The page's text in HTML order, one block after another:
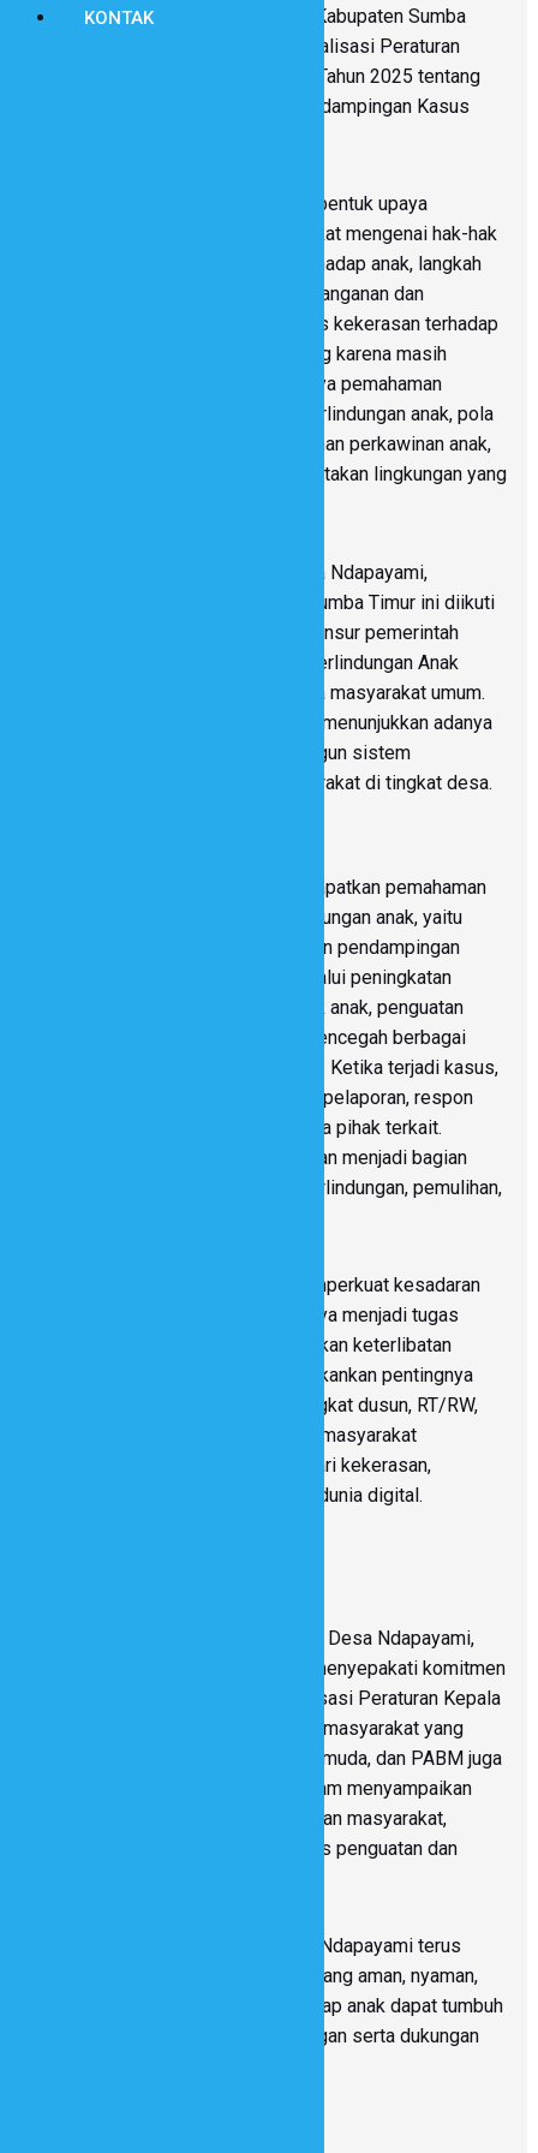
Ndapayami, Kecamatan Kanatang, Kabupaten Sumba
Timur melaksanakan kegiatan Sosialisasi Peraturan
Kepala Desa Ndapayami Nomor 3 Tahun 2025 tentang
Pencegahan, Penanganan, dan Pendampingan Kasus
Kegiatan ini dilaksanakan sebagai bentuk upaya
memperkuat pemahaman masyarakat mengenai hak-hak
anak, bentuk-bentuk kekerasan terhadap anak, langkah
pencegahan, serta mekanisme penanganan dan
pendampingan apabila terjadi kasus kekerasan terhadap
anak. Sosialisasi ini menjadi penting karena masih
terdapat tantangan berupa kurangnya pemahaman
sebagian masyarakat mengenai perlindungan anak, pola
pengasuhan yang positif, pencegahan perkawinan anak,
serta peran bersama dalam menciptakan lingkungan yang
Kegiatan yang berlangsung di Desa Ndapayami,
Kecamatan Kanatang, Kabupaten Sumba Timur ini diikuti
oleh 38 peserta yang berasal dari unsur pemerintah
desa, orang muda, dan pengurus Perlindungan Anak
Berbasis Masyarakat (PABM) serta masyarakat umum.
Kehadiran berbagai unsur tersebut menunjukkan adanya
komitmen bersama untuk membangun sistem
perlindungan anak berbasis masyarakat di tingkat desa.
Melalui kegiatan ini, peserta mendapatkan pemahaman
mengenai tiga aspek utama perlindungan anak, yaitu
pencegahan, penanganan kasus, dan pendampingan
korban. Pencegahan dilakukan melalui peningkatan
kesadaran masyarakat, edukasi hak anak, penguatan
pengasuhan positif, serta upaya mencegah berbagai
risiko yang dapat mengancam anak. Ketika terjadi kasus,
masyarakat memahami pentingnya pelaporan, respon
awal, koordinasi, dan rujukan kepada pihak terkait.
Sementara itu, pendampingan korban menjadi bagian
penting agar anak mendapatkan perlindungan, pemulihan,
Diskusi bersama peserta juga memperkuat kesadaran
bahwa perlindungan anak tidak hanya menjadi tugas
pemerintah desa, tetapi membutuhkan keterlibatan
seluruh masyarakat. Peserta menekankan pentingnya
memperluas sosialisasi hingga tingkat dusun, RT/RW,
dan keluarga agar semakin banyak masyarakat
memahami cara melindungi anak dari kekerasan,
perkawinan anak, maupun risiko di dunia digital.
Sebagai hasil kegiatan, Pemerintah Desa Ndapayami,
orang muda, dan pengurus PABM menyepakati komitmen
bersama untuk melanjutkan sosialisasi Peraturan Kepala
Desa Nomor 3 Tahun 2025 kepada masyarakat yang
lebih luas. Pemerintah desa, orang muda, dan PABM juga
akan menjadi penggerak utama dalam menyampaikan
informasi dan membangun kesadaran masyarakat,
dengan dukungan SID dalam proses penguatan dan
Melalui langkah bersama ini, Desa Ndapayami terus
berupaya mewujudkan lingkungan yang aman, nyaman,
dan ramah bagi anak, sehingga setiap anak dapat tumbuh
dan berkembang dengan perlindungan serta dukungan
KONTAK